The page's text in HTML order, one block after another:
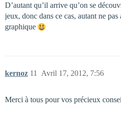
D’autant qu’il arrive qu’on se
jeux, donc dans ce cas, autant ne
graphique
kernoz Avril 17, 2012, 7:56
11
Merci à tous pour vos précieux